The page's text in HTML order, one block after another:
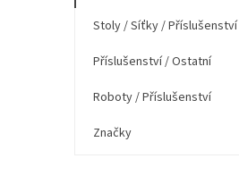
Stoly / Síťky / Příslušenství
Příslušenství / Ostatní
Roboty / Příslušenství
Značky